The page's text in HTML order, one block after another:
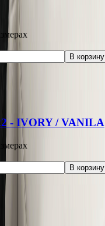
В корзину
- IVORY / VANILA
В корзину